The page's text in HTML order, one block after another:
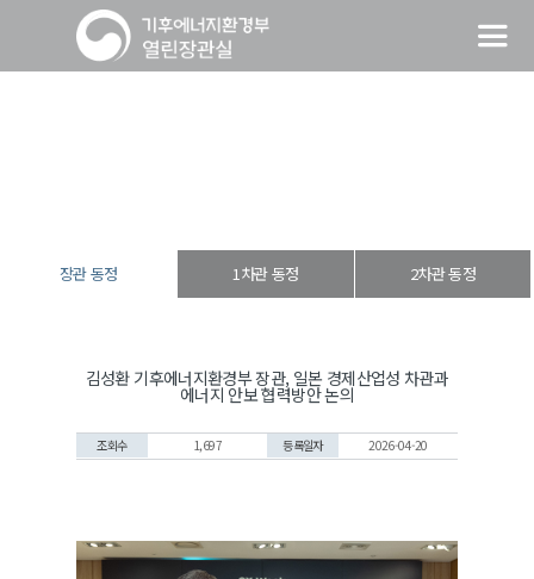
장관 동정 1차관 동정 2차관 동정
김성환 기후에너지환경부 장관, 일본 경제산업성 차관과
에너지 안보 협력방안 논의
조회수 1,697 등록일자 2026-04-20